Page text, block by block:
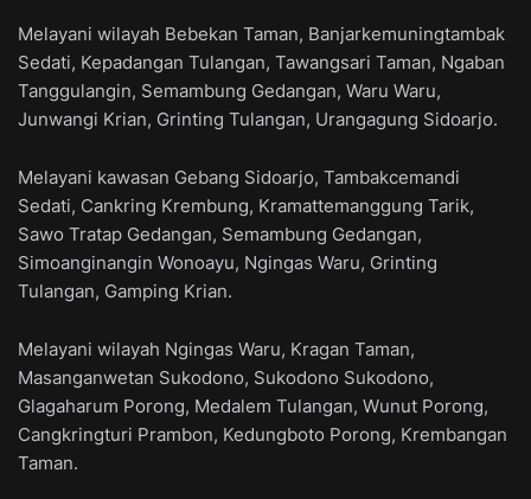
Melayani wilayah Bebekan Taman, Banjarkemuningtambak
Sedati, Kepadangan Tulangan, Tawangsari Taman, Ngaban
Tanggulangin, Semambung Gedangan, Waru Waru,
Junwangi Krian, Grinting Tulangan, Urangagung Sidoarjo.
Melayani kawasan Gebang Sidoarjo, Tambakcemandi
Sedati, Cankring Krembung, Kramattemanggung Tarik,
Sawo Tratap Gedangan, Semambung Gedangan,
Simoanginangin Wonoayu, Ngingas Waru, Grinting
Tulangan, Gamping Krian.
Melayani wilayah Ngingas Waru, Kragan Taman,
Masanganwetan Sukodono, Sukodono Sukodono,
Glagaharum Porong, Medalem Tulangan, Wunut Porong,
Cangkringturi Prambon, Kedungboto Porong, Krembangan
Taman.